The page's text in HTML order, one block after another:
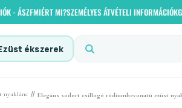
- ÁSZFMIÉRT MI?SZEMÉLYES ÁTVÉTELI INFORMÁCIÓK
ékszerek
nyaklánc // Elegáns sodort csillogó ródiumbevonatú ezüst